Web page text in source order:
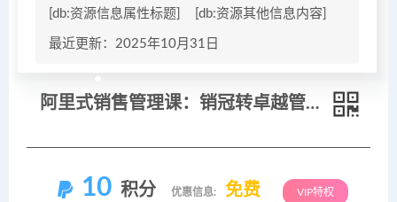
[db:资源信息属性标题] [db:资源其他信息内容]
最近更新：2025年10月31日
阿里式销售管理课：销冠转卓越管理者，KPI 推行，以战养兵，文化落地与数据化管理
10 积分 优惠信息: 免费 VIP特权